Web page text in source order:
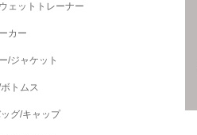
ェットトレーナー
カー
/ジャケット
トムス
グ/キャップ